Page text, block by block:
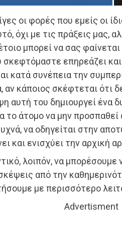
οι φορές που εμείς οι
όχι με τις πράξεις μας,
μπορεί να σας
επηρεάζει
κατά συνέπεια την
αν κάποιος σκέφτεται ότι
αυτή του δημιουργεί ένα
το άτομο να μην προσπαθεί
να οδηγείται στην
και ενισχύει την αρχική
λοιπόν, να
από την
με περισσότερο
Advertisment